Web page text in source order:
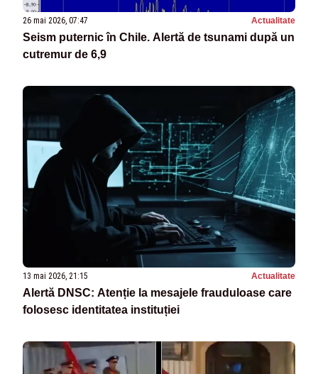
26 mai 2026, 07:47 Actualitate
Seism puternic în Chile. Alertă de tsunami după un
cutremur de 6,9
13 mai 2026, 21:15 Actualitate
Alertă DNSC: Atenție la mesajele frauduloase care
folosesc identitatea instituției